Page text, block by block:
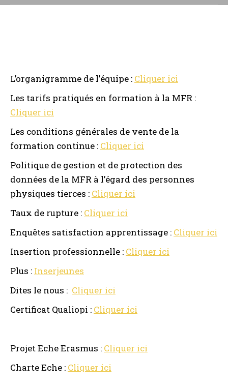
L’organigramme de l’équipe : Cliquer ici
Les tarifs pratiqués en formation à la MFR :
Cliquer ici
Les conditions générales de vente de la
formation continue : Cliquer ici
Politique de gestion et de protection des
données de la MFR à l’égard des personnes
physiques tierces : Cliquer ici
Taux de rupture : Cliquer ici
Enquêtes satisfaction apprentissage : Cliquer ici
Insertion professionnelle : Cliquer ici
Plus : Inserjeunes
Dites le nous : Cliquer ici
Certificat Qualiopi : Cliquer ici
Projet Eche Erasmus : Cliquer ici
Charte Eche : Cliquer ici